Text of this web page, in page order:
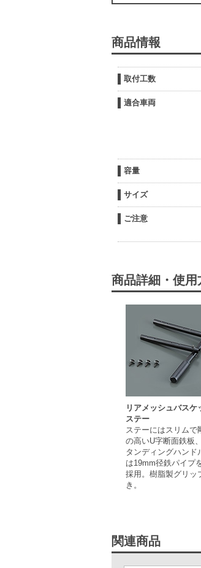
商品情報
取付工数
適合車両
容量
サイズ
ご注意
商品詳細・使用
リアメッシュバスケ
ステー
ステーにはスリムで
の高いU字断面鉄板
タンディングハンド
は19mm径鉄パイプ
採用。樹脂製グリッ
き。
関連商品